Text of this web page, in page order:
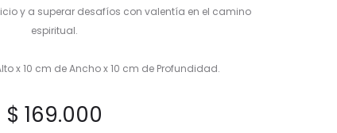
y a superar desafíos con valentía en el camino
espiritual.
x 10 cm de Ancho x 10 cm de Profundidad.
$ 169.000